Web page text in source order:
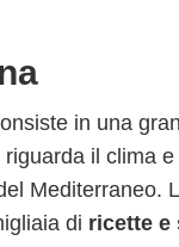
in una
il clima
Mediterraneo.
di ricette e